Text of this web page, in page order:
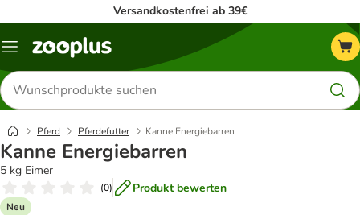
Versandkostenfrei ab 39€
Menü
Produkte
suchen
Pferd Pferdefutter Kanne Energiebarren
Kanne Energiebarren
5 kg Eimer
(0) Produkt bewerten
Neu